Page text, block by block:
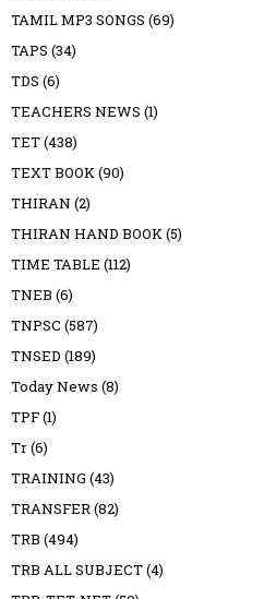
TAMIL MP3 SONGS (69)
TAPS (34)
TDS (6)
TEACHERS NEWS (1)
TET(438)
TEXT BOOK(90)
THIRAN (2)
THIRAN HAND BOOK(5)
TIME TABLE (112)
TNEB (6)
TNPSC (587)
TNSED (189)
Today News (8)
TPF(1)
Tr(6)
TRAINING (43)
TRANSFER(82)
TRB (494)
TRB ALL SUBJECT(4)